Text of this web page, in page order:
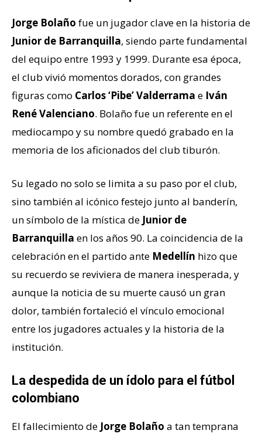
Jorge Bolaño fue un jugador clave en la historia de
Junior de Barranquilla, siendo parte fundamental
del equipo entre 1993 y 1999. Durante esa época,
el club vivió momentos dorados, con grandes
figuras como Carlos ‘Pibe’ Valderrama e Iván
René Valenciano. Bolaño fue un referente en el
mediocampo y su nombre quedó grabado en la
memoria de los aficionados del club tiburón.
Su legado no solo se limita a su paso por el club,
sino también al icónico festejo junto al banderín,
un símbolo de la mística de Junior de
Barranquilla en los años 90. La coincidencia de la
celebración en el partido ante Medellín hizo que
su recuerdo se reviviera de manera inesperada, y
aunque la noticia de su muerte causó un gran
dolor, también fortaleció el vínculo emocional
entre los jugadores actuales y la historia de la
institución.
La despedida de un ídolo para el fútbol
colombiano
El fallecimiento de Jorge Bolaño a tan temprana